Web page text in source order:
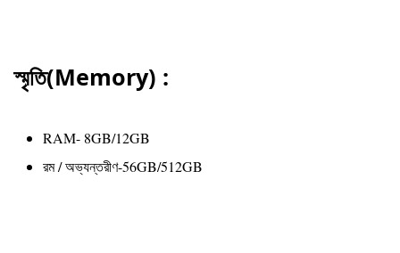
স্মৃতি(Memory) :
RAM- 8GB/12GB
রম / অভ্যন্তরীণ-56GB/512GB